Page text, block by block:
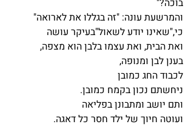
בוכה?"
והמרשעת עונה: "זה בגללו את לארואה"
כי,"שאינו יודע לשאול"בעיקר עושה
ואת הבית, ואת עצמו בלבן הוא מצפה,
בענן לבן ומנופה,
לכבוד החג כמובן
ניחשתם נכון בקמח כמובן.
ותם יושב ומתבונן בפליאה
ועוטה חיוך של ילד חסר כל דאגה.